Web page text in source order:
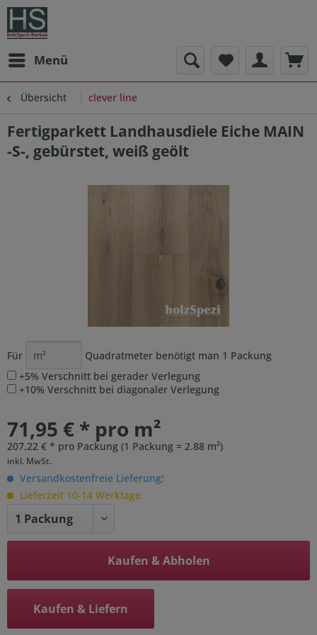
Menü
Übersicht clever line
Fertigparkett Landhausdiele Eiche MAIN
-S-, gebürstet, weiß geölt
Für Quadratmeter benötigt man 1 Packung
+5% Verschnitt bei gerader Verlegung
+10% Verschnitt bei diagonaler Verlegung
71,95 € * pro m²
207,22 € * pro Packung (1 Packung = 2.88 m²)
inkl. MwSt.
Versandkostenfreie Lieferung!
Lieferzeit 10-14 Werktage
Kaufen & Abholen
Kaufen & Liefern